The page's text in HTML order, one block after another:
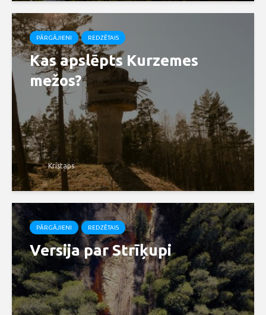
PĀRGĀJIENI REDZĒTAIS
Kas apslēpts Kurzemes
mežos?
Kristaps
PĀRGĀJIENI REDZĒTAIS
Versija par Strīķupi